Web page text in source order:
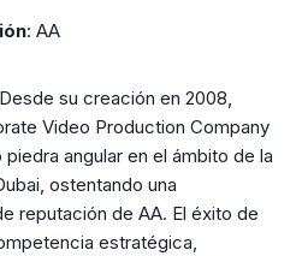
: AA
Desde su creación en 2008,
Video Production Company
angular en el ámbito de la
ostentando una
reputación de AA. El éxito de
estratégica,